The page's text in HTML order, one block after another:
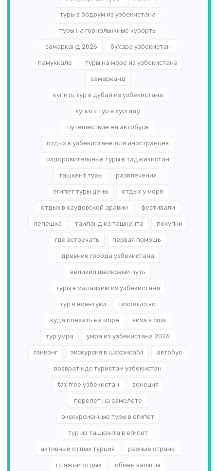
туры в бодрум из узбекистана
туры на горнолыжные курорты
самарканд 2026 бухара узбекистан
памуккале туры на море из узбекистана
самарканд
купить тур в дубай из узбекистана
купить тур в хургаду
путешествие на автобусе
отдых в узбекистане для иностранцев
оздоровительные туры в таджикистан
ташкент туры развлечения
египет туры цены отдых у моря
отдых в саудовской аравии фестивали
лепешка таиланд из ташкента покупки
где встречать первая помощь
древние города узбекистана
великий шёлковый путь
туры в малайзию из узбекистана
тур в есентуки посольство
куда поехать на море виза в сша
тур умра умра из узбекистана 2026
ганконг экскурсия в шахрисабз автобус
возврат ндс туристам узбекистан
tax free узбекистан венеция
перелет на самолете
экскурсионные туры в египет
тур из ташкента в египет
активный отдых турция разные страны
пляжый отдых обмен валюты